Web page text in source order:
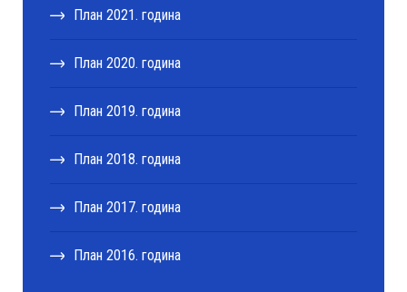
План 2021. годинa
План 2020. година
План 2019. годинa
План 2018. година
План 2017. година
План 2016. година